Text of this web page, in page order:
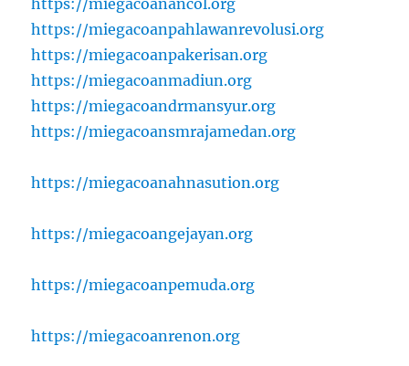
https://miegacoanancol.org
https://miegacoanpahlawanrevolusi.org
https://miegacoanpakerisan.org
https://miegacoanmadiun.org
https://miegacoandrmansyur.org
https://miegacoansmrajamedan.org
https://miegacoanahnasution.org
https://miegacoangejayan.org
https://miegacoanpemuda.org
https://miegacoanrenon.org